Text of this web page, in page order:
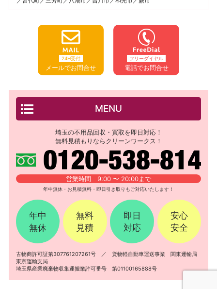
24H受付
メールでお問合せ
フリーダイヤル
電話でお問合せ
MENU
埼玉の不用品回収・買取を即日対応！
無料見積もりならクリーンワークス！
営業時間 9:00 〜 20:00まで
年中無休・お見積無料・即日引き取りもご対応いたします！
年中
無休
無料
見積
即日
対応
安心
安全
古物商許可証第307761207261号 ／ 貨物軽自動車運送事業 関東運輸局
東京運輸支局
埼玉県産業廃棄物収集運搬業許可番号 第01100165888号